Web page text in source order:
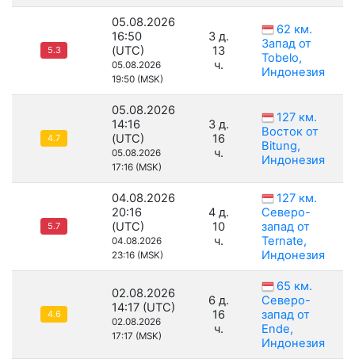
5.3
05.08.2026
16:50
(UTC)
05.08.2026
19:50 (MSK)
3 д.
13
ч.
62 км.
Запад от
Tobelo,
Индонезия
4.7
05.08.2026
14:16
(UTC)
05.08.2026
17:16 (MSK)
3 д.
16
ч.
127 км.
Восток от
Bitung,
Индонезия
5.7
04.08.2026
20:16
(UTC)
04.08.2026
23:16 (MSK)
4 д.
10
ч.
127 км.
Северо-
запад от
Ternate,
Индонезия
4.6
02.08.2026
14:17 (UTC)
02.08.2026
17:17 (MSK)
6 д.
16
ч.
65 км.
Северо-
запад от
Ende,
Индонезия